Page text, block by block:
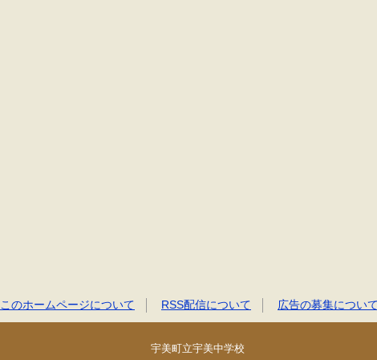
このホームページについて RSS配信について 広告の募集につい
宇美町立宇美中学校